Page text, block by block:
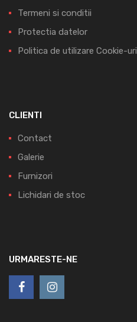
Termeni si conditii
Protectia datelor
Politica de utilizare Cookie-uri
CLIENTI
Contact
Galerie
Furnizori
Lichidari de stoc
URMARESTE-NE